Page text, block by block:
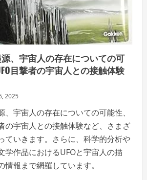
源、宇宙人の存在についての可
目撃者の宇宙人との接触体験
2025
、宇宙人の存在についての可能性、
の宇宙人との接触体験など、さまざ
ていきます。さらに、科学的分析や
学作品におけるUFOと宇宙人の描
情報まで網羅しています。